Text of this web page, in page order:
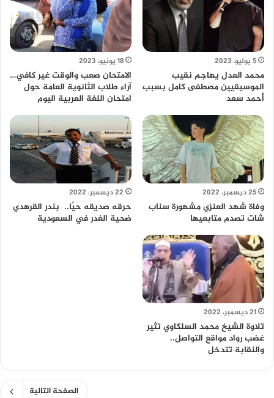
5 يوليو، 2023
محمد العدل يهاجم نقيب
الموسيقيين مصطفى كامل بسبب
أحمد سعد
18 يونيو، 2023
الامتحان صعب والوقت غير كافي…
آراء طلاب الثانوية العامة حول
امتحان اللغة العربية اليوم
25 ديسمبر، 2022
وفاة شهد العنزي مشهورة سناب
شات تصدم متابعيها
22 ديسمبر، 2022
حرقه صديقه حيًا.. بندر القرهدي
ضحية الغدر في السعودية
21 ديسمبر، 2022
تلاوة الشيخ محمد السلكاوي تثير
غضب رواد مواقع التواصل..
والنقابة تتدخل
الصفحة التالية